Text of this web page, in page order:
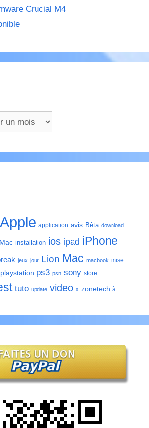
Crucial M4
Apple application avis Bêta download
installation ios ipad iPhone
jeux jour Lion Mac macbook mise
playstation ps3 psn sony store
tuto update video x zonetech à